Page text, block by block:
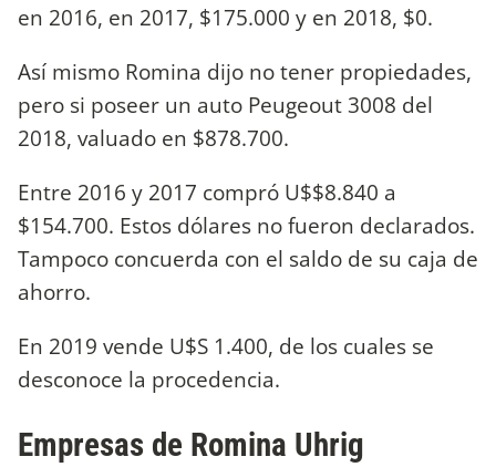
en 2016, en 2017, $175.000 y en 2018, $0.
Así mismo Romina dijo no tener propiedades,
pero si poseer un auto Peugeout 3008 del
2018, valuado en $878.700.
Entre 2016 y 2017 compró U$$8.840 a
$154.700. Estos dólares no fueron declarados.
Tampoco concuerda con el saldo de su caja de
ahorro.
En 2019 vende U$S 1.400, de los cuales se
desconoce la procedencia.
Empresas de Romina Uhrig